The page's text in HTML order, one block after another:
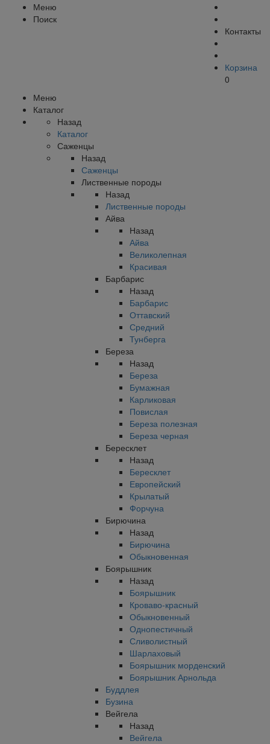
Контакты
Корзина
0
Меню
Поиск
Меню
Каталог
Назад
Каталог
Саженцы
Назад
Саженцы
Лиственные породы
Назад
Лиственные породы
Айва
Назад
Айва
Великолепная
Красивая
Барбарис
Назад
Барбарис
Оттавский
Средний
Тунберга
Береза
Назад
Береза
Бумажная
Карликовая
Повислая
Береза полезная
Береза черная
Бересклет
Назад
Бересклет
Европейский
Крылатый
Форчуна
Бирючина
Назад
Бирючина
Обыкновенная
Боярышник
Назад
Боярышник
Кроваво-красный
Обыкновенный
Однопестичный
Сливолистный
Шарлаховый
Боярышник морденский
Боярышник Арнольда
Буддлея
Бузина
Вейгела
Назад
Вейгела